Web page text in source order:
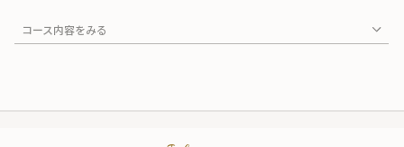
コース内容をみる